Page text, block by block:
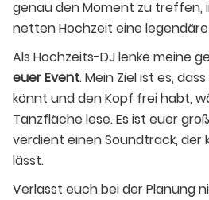
genau den Moment zu treffen,
netten Hochzeit eine
Als Hochzeits-DJ lenke meine
euer Event. Mein Ziel ist es,
könnt und den Kopf frei habt,
Tanzfläche lese. Es ist euer
verdient einen Soundtrack, der
lässt.
Verlasst euch bei der Planung